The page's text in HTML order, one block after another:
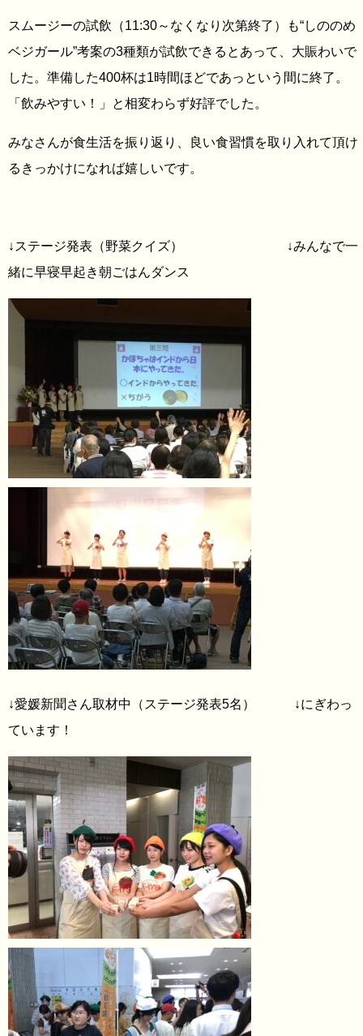
スムージーの試飲（11:30～なくなり次第終了）も“しののめ
ベジガール”考案の3種類が試飲できるとあって、大賑わいで
した。準備した400杯は1時間ほどであっという間に終了。
「飲みやすい！」と相変わらず好評でした。
みなさんが食生活を振り返り、良い食習慣を取り入れて頂け
るきっかけになれば嬉しいです。
↓ステージ発表（野菜クイズ） ↓みんなで一
緒に早寝早起き朝ごはんダンス
↓愛媛新聞さん取材中（ステージ発表5名） ↓にぎわっ
ています！